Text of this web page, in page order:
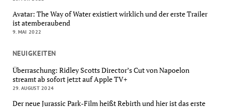
Avatar: The Way of Water existiert wirklich und der erste Trailer
ist atemberaubend
9. MAI 2022
NEUIGKEITEN
Überraschung: Ridley Scotts Director’s Cut von Napoelon
streamt ab sofort jetzt auf Apple TV+
29. AUGUST 2024
Der neue Jurassic Park-Film heißt Rebirth und hier ist das erste